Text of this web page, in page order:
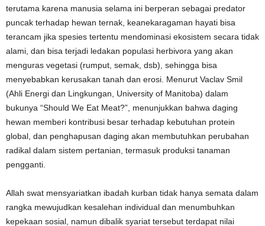
terutama karena manusia selama ini berperan sebagai predator
puncak terhadap hewan ternak keanekaragaman hayati bisa
terancam jika spesies tertentu mendominasi ekosistem secara tidak
alami , dan bisa terjadi ledakan populasi herbivora yang akan
menguras vegetasi (rumput, semak, dsb) , sehingga bisa
menyebabkan kerusakan tanah dan erosi. Menurut Vaclav Smil
(Ahli Energi dan Lingkungan, University of Manitoba) dalam
bukunya “Should We Eat Meat?” , menunjukkan bahwa daging
hewan memberi kontribusi besar terhadap kebutuhan protein
global, dan penghapusan daging akan membutuhkan perubahan
radikal dalam sistem pertanian, termasuk produksi tanaman
pengganti.
Allah swat mensyariatkan ibadah kurban tidak hanya semata dalam
rangka mewujudkan kesalehan individual dan menumbuhkan
kepekaan sosial, namun dibalik syariat tersebut terdapat nilai